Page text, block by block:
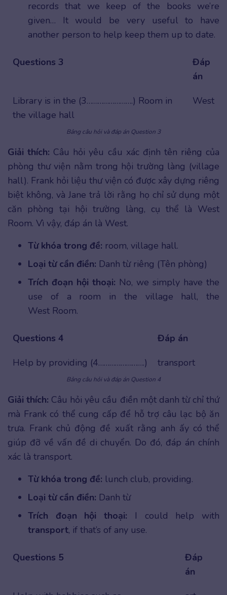
records that we keep of the books we’re
given… It would be very useful to have
another person to help keep them up to date.
Questions 3
Đáp
án
Library is in the (3…………………….) Room in
the village hall
West
Bảng câu hỏi và đáp án Question 3
Giải thích: Câu hỏi yêu cầu xác định tên riêng của
phòng thư viện nằm trong hội trường làng (village
hall). Frank hỏi liệu thư viện có được xây dựng riêng
biệt không, và Jane trả lời rằng họ chỉ sử dụng một
căn phòng tại hội trường làng, cụ thể là West
Room. Vì vậy, đáp án là West.
Từ khóa trong đề: room, village hall.
Loại từ cần điền: Danh từ riêng (Tên phòng)
Trích đoạn hội thoại: No, we simply have the
use of a room in the village hall, the
West Room.
Questions 4
Đáp án
Help by providing (4…………………….)
transport
Bảng câu hỏi và đáp án Question 4
Giải thích: Câu hỏi yêu cầu điền một danh từ chỉ thứ
mà Frank có thể cung cấp để hỗ trợ câu lạc bộ ăn
trưa. Frank chủ động đề xuất rằng anh ấy có thể
giúp đỡ về vấn đề di chuyển. Do đó, đáp án chính
xác là transport.
Từ khóa trong đề: lunch club, providing.
Loại từ cần điền: Danh từ
Trích đoạn hội thoại: I could help with
transport, if that’s of any use.
Questions 5
Đáp
án